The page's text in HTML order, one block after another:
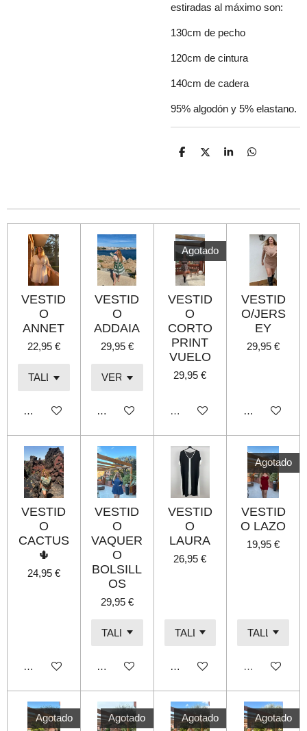
estiradas al máximo son:
130cm de pecho
120cm de cintura
140cm de cadera
95% algodón y 5% elastano.
C
r
r
C
r
r
C
r
C
r
r
VESTID
O
ANNET
22,95 €
Añadir al carrito
VESTID
O
ADDAIA
29,95 €
Añadir al carrito
Agotado
VESTID
O
CORTO
PRINT
VUELO
29,95 €
Agotado
VESTID
O/JERS
EY
29,95 €
Añadir al
VESTID
O
CACTUS
🌵
24,95 €
Añadir al carrito
VESTID
O
VAQUER
O
BOLSILL
OS
29,95 €
Añadir al carrito
VESTID
O
LAURA
26,95 €
Añadir al carrito
Agotado
VESTID
O LAZO
19,95 €
Agotado
Agotado Agotado Agotado Agotado